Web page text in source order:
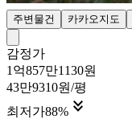
주변물건 카카오지도
감정가
1억857만1130원
43만9310원/평
최저가88% 